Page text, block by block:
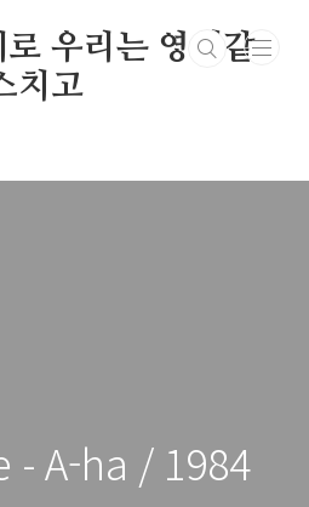
우리는 영원같
치고
- A-ha / 1984